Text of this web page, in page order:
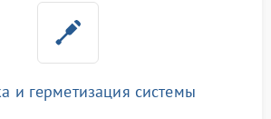
и герметизация системы